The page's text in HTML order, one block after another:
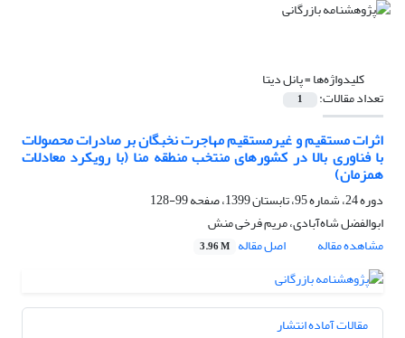
کلیدواژه‌ها =پانل دیتا
تعداد مقالات: 1
اثرات مستقیم و غیرمستقیم مهاجرت نخبگان بر صادرات محصولات
با فناوری بالا در کشورهای منتخب منطقه منا (با رویکرد معادلات
همزمان)
دوره 24، شماره 95، تابستان 1399، صفحه
99-128
ابوالفضل شاه‌آبادی، مریم فرخی منش
مشاهده مقاله
اصل مقاله 3.96 M
مقالات آماده انتشار